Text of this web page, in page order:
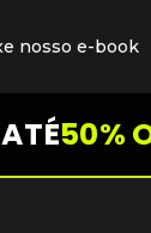
nosso e-book
ATÉ50%